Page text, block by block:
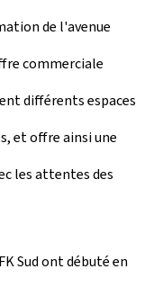
de l'avenue
commerciale
différents espaces
et offre ainsi une
les attentes des
Sud ont débuté en